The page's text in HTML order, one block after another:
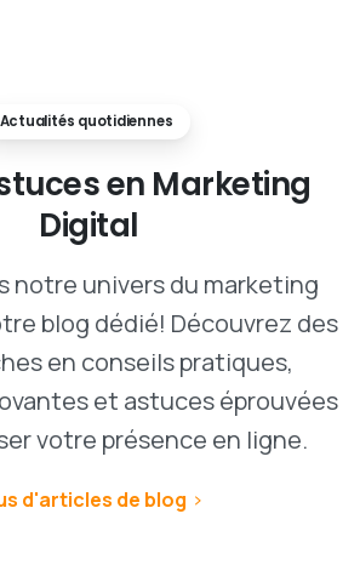
Actualités quotidiennes
en Marketing
Digital
notre univers du marketing
blog dédié! Découvrez des
en conseils pratiques,
et astuces éprouvées
votre présence en ligne.
d'articles de blog